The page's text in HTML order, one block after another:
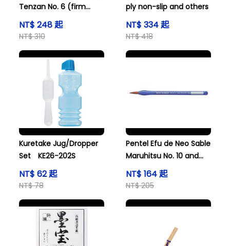
Tenzan No. 6 (firm
nylon bristles) and
others
NT$ 248 起
NT$ 310
ply non-slip and others
NT$ 334 起
NT$ 418
Kuretake Jug/Dropper
Set KE26-202S
NT$ 62 起
NT$ 78
Pentel Efu de Neo Sable
Maruhitsu No. 10 and
others
NT$ 164 起
NT$ 205